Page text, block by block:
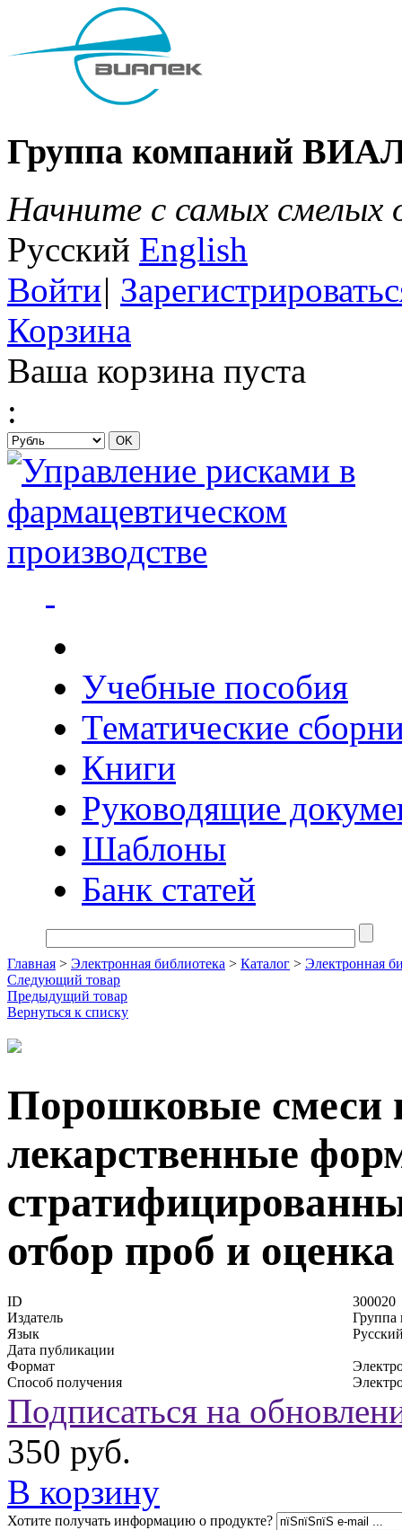
Группа компаний
Начните с самых
Русский English
Войти|
Корзина
Ваша корзина пуста
:
Учебные пособия
Тематические
Книги
Руководящие
Шаблоны
Банк статей
Главная > Электронная библиотека > Каталог > Электронная
Следующий товар
Предыдущий товар
Вернуться к списку
Порошковые смеси
лекарственные
отбор проб и
ID
300020
Издатель
Язык
Дата публикации
Формат
Способ получения
Подписаться на
350 руб.
В корзину
Хотите получать информацию о продукте?